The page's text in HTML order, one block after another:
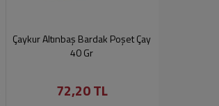
Çaykur Altınbaş Bardak Poşet Çay
40 Gr
72,20 TL